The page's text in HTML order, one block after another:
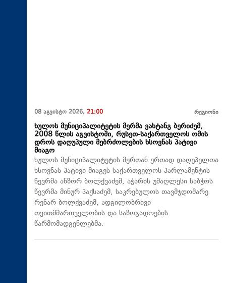
08 აგვისტო 2026, 21:00 რეგიონი
ხულოს მუნიციპალიტეტის მერმა ვახტანგ ბერიძემ,
2008 წლის აგვისტოში, რუსეთ-საქართველოს ომის
დროს დაღუპული მებრძოლების ხსოვნას პატივი
მიაგო
ხულოს მუნიციპალიტეტის მერთან ერთად დაღუპულთა
ხსოვნას პატივი მიაგეს საქართველოს პარლამენტის
წევრმა ანზორ ბოლქვაძემ, აჭარის უმაღლესი საბჭოს
წევრმა მინურ პაქსაძემ, საკრებულოს თავმჯდომარე
რენარ ბოლქვაძემ, ადგილობრივი
თვითმმართველობის და საზოგადოების
წარმომადგენლებმა.